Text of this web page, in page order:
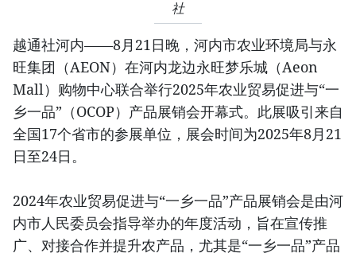
社
越通社河内——8月21日晚，河内市农业环境局与永
旺集团（AEON）在河内龙边永旺梦乐城（Aeon
Mall）购物中心联合举行2025年农业贸易促进与“一
乡一品”（OCOP）产品展销会开幕式。此展吸引来自
全国17个省市的参展单位，展会时间为2025年8月21
日至24日。
2024年农业贸易促进与“一乡一品”产品展销会是由河
内市人民委员会指导举办的年度活动，旨在宣传推
广、对接合作并提升农产品，尤其是“一乡一品”产品